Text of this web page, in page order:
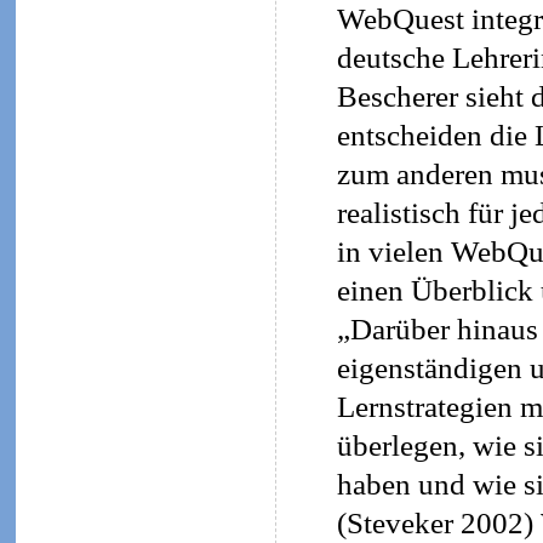
WebQuest
deutsche
Bescherer sieht
entscheiden die
zum anderen
realistisch für
in vielen
einen Überblick
„Darüber
eigenständigen
Lernstrategien
überlegen, wie
haben und wie
(Steveker 2002)